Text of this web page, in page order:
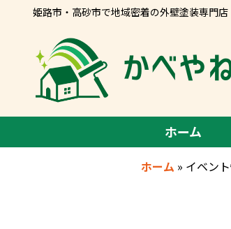
姫路市・高砂市で地域密着の外壁塗装専門店
ホーム
ホーム » イベン